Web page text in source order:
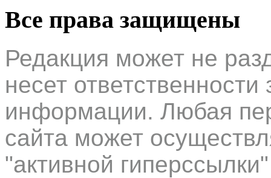
Все права защищены
Редакция может не
несет
информации. Любая
сайта может
"активной